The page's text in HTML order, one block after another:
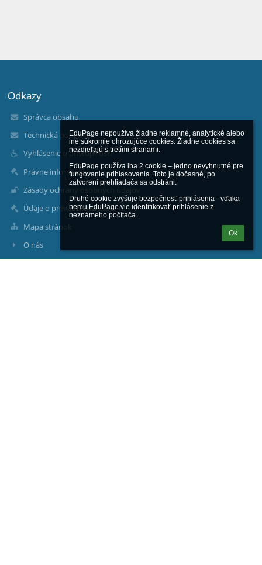
EduPage nepoužíva žiadne reklamné, analytické alebo
iné súkromie ohrozujúce cookies. Žiadne cookies sa
nezdieľajú s tretími stranami.
EduPage používa iba 2 cookie – jedno nevyhnutné pre
fungovanie prihlasovania. Toto je dočasné, po
zatvorení prehliadača sa odstráni.
Druhé cookie zvyšuje bezpečnosť prihlásenia - vďaka
nemu EduPage vie identifikovať prihlásenie z
neznámeho počítača.
Ok
Odkazy
Správca obsahu
Technická podpora
Vyhlásenie o prístupnosti
Právne informácie
Zásady ochrany osobných údajov
Údaje o prevádzkovateľovi
Mapa stránok
O nás